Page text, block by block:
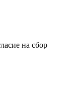
на сбор